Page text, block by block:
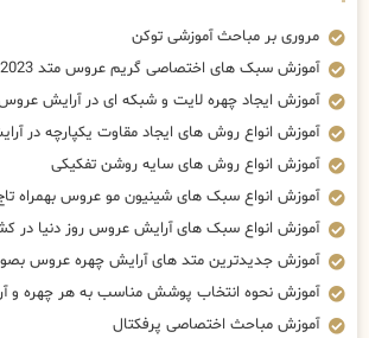
مروری بر مباحث آموزشی توکن
آموزش سبک های اختصاصی گریم عروس متد 2023-2022
آموزش ایجاد چهره لایت و شبکه ای در آرایش
آموزش انواع روش های ایجاد مقاوت یکپارچه در
آموزش انواع روش های سایه روشن تفکیکی
آموزش انواع سبک های شینیون مو عروس بهمراه
آموزش انواع سبک های آرایش عروس روز دنیا در
آموزش جدیدترین متد های آرایش چهره عروس
آموزش نحوه انتخاب پوشش مناسب به هر چهره و
آموزش مباحث اختصاصی پرفکتال